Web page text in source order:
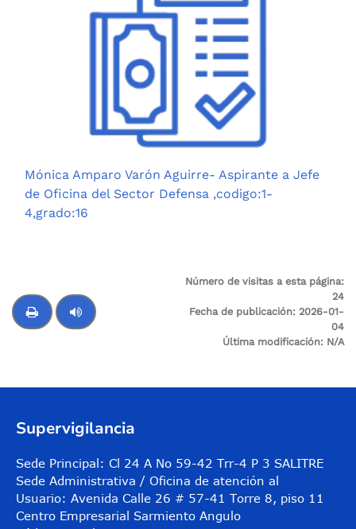
Mónica Amparo Varón Aguirre- Aspirante a Jefe
de Oficina del Sector Defensa ,codigo:1-
4,grado:16
Número de visitas a esta página:
24
Fecha de publicación: 2026-01-
04
Última modificación: N/A
Supervigilancia
Sede Principal: Cl 24 A No 59-42 Trr-4 P 3 SALITRE
Sede Administrativa / Oficina de atención al
Usuario: Avenida Calle 26 # 57-41 Torre 8, piso 11
Centro Empresarial Sarmiento Angulo